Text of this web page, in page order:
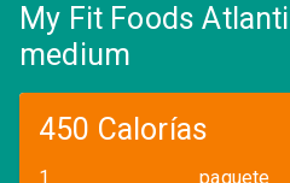
My Fit Foods
medium
450 Calorías
paquete